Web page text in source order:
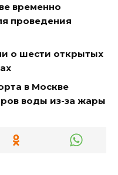
временно
проведения
о шести открытых
в Москве
воды из-за жары